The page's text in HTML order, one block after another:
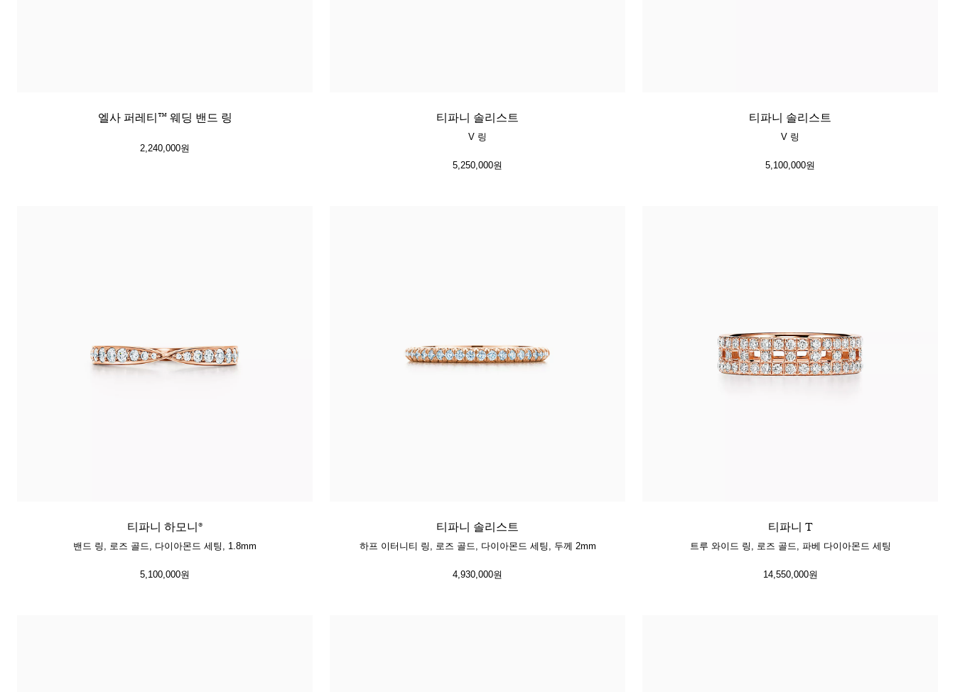
엘사 퍼레티™ 웨딩 밴드 링
2,240,000원
티파니 솔리스트
V 링
5,250,000원
티파니 솔리스트
V 링
5,100,000원
티파니 하모니®
밴드 링, 로즈 골드, 다이아몬드 세팅, 1.8mm
5,100,000원
티파니 솔리스트
하프 이터니티 링, 로즈 골드, 다이아몬드 세팅, 두께 2mm
4,930,000원
티파니 T
트루 와이드 링, 로즈 골드, 파베 다이아몬드 세팅
14,550,000원